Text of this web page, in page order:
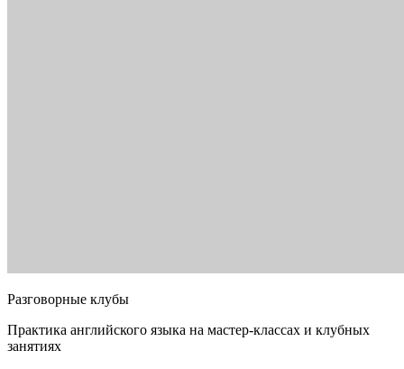
Разговорные клубы
Практика английского языка на мастер-классах и клубных
занятиях